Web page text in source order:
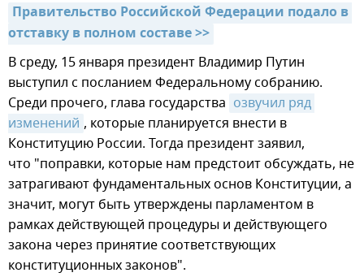
Правительство Российской Федерации подало в
отставку в полном составе >>
В среду, 15 января президент Владимир Путин
выступил с посланием Федеральному собранию.
Среди прочего, глава государства озвучил ряд
изменений , которые планируется внести в
Конституцию России. Тогда президент заявил,
что "поправки, которые нам предстоит обсуждать, не
затрагивают фундаментальных основ Конституции, а
значит, могут быть утверждены парламентом в
рамках действующей процедуры и действующего
закона через принятие соответствующих
конституционных законов".